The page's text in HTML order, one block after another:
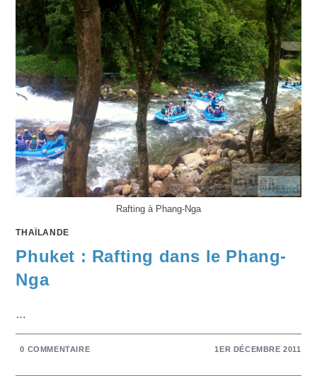
Rafting à Phang-Nga
THAÏLANDE
Phuket : Rafting dans le Phang-
Nga
…
0 COMMENTAIRE 1ER DÉCEMBRE 2011